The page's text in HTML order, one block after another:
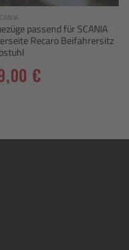
passend für SCANIA
Recaro Beifahrersitz
€